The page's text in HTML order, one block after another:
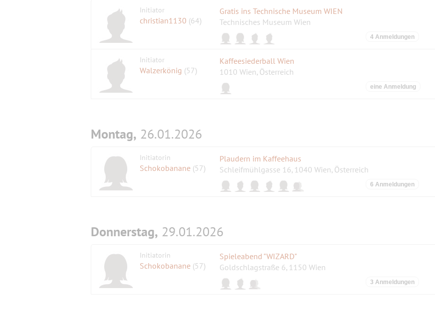
Initiator
christian1130 (64)
Gratis ins Technische Museum WIEN
Technisches Museum Wien
4 Anmeldungen
Initiator
Walzerkönig (57)
Kaffeesiederball Wien
1010 Wien, Österreich
eine Anmeldung
Montag, 26.01.2026
Initiatorin
Schokobanane (57)
Plaudern im Kaffeehaus
Schleifmühlgasse 16, 1040 Wien, Österreich
6 Anmeldungen
Donnerstag, 29.01.2026
Initiatorin
Schokobanane (57)
Spieleabend "WIZARD"
Goldschlagstraße 6, 1150 Wien
3 Anmeldungen